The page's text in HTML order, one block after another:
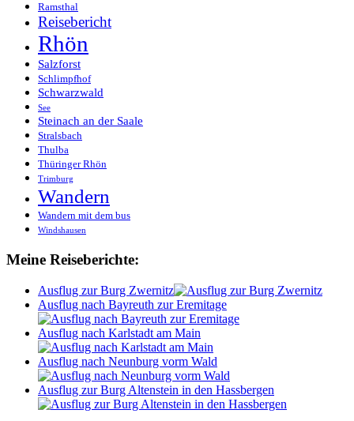
Ramsthal
Reisebericht
Rhön
Salzforst
Schlimpfhof
Schwarzwald
See
Steinach an der Saale
Stralsbach
Thulba
Thüringer Rhön
Trimburg
Wandern
Wandern mit dem bus
Windshausen
Meine Reiseberichte:
Ausflug zur Burg Zwernitz
Ausflug nach Bayreuth zur Eremitage
Ausflug nach Karlstadt am Main
Ausflug nach Neunburg vorm Wald
Ausflug zur Burg Altenstein in den Hassbergen